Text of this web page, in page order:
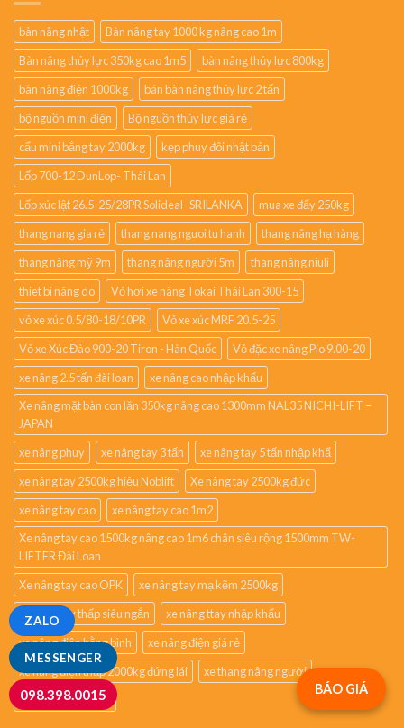
MESSENGER
ZALO
098.398.0015
bàn nâng nhật
Bàn nâng tay 1000 kg nâng cao 1m
Bàn nâng thủy lực 350kg cao 1m5
bàn nâng thủy lực 800kg
bàn nâng điện 1000kg
bán bàn nâng thủy lực 2 tấn
bộ nguồn mini điện
Bộ nguồn thủy lực giá rẻ
cẩu mini bằng tay 2000kg
kẹp phuy đôi nhật bản
Lốp 700-12 DunLop- Thái Lan
Lốp xúc lật 26.5-25/28PR Solideal- SRILANKA
mua xe đẩy 250kg
thang nang gia rẻ
thang nang nguoi tu hanh
thang nâng hạ hàng
thang nâng mỹ 9m
thang nâng người 5m
thang nâng niuli
thiet bi nâng do
Vỏ hơi xe nâng Tokai Thái Lan 300-15
vỏ xe xúc 0.5/80-18/10PR
Vỏ xe xúc MRF 20.5-25
Vỏ xe Xúc Đào 900-20 Tiron - Hàn Quốc
Vỏ đặc xe nâng Pio 9.00-20
xe nâng 2.5 tấn đài loan
xe nâng cao nhập khẩu
Xe nâng mặt bàn con lăn 350kg nâng cao 1300mm NAL35 NICHI-LIFT –
JAPAN
xe nâng phuy
xe nâng tay 3 tấn
xe nâng tay 5 tấn nhập khẩ
xe nâng tay 2500kg hiệu Noblift
Xe nâng tay 2500kg đức
xe nâng tay cao
xe nâng tay cao 1m2
Xe nâng tay cao 1500kg nâng cao 1m6 chân siêu rộng 1500mm TW-
LIFTER Đài Loan
Xe nâng tay cao OPK
xe nâng tay mạ kẽm 2500kg
xe nâng tay thấp siêu ngắn
xe nâng ttay nhập khẩu
xe nâng điện bằng bình
xe nâng điện giá rẻ
xe nâng điện thấp 2000kg đứng lái
xe thang nâng người
xe đẩy hàng 2 tầng
BÁO GIÁ